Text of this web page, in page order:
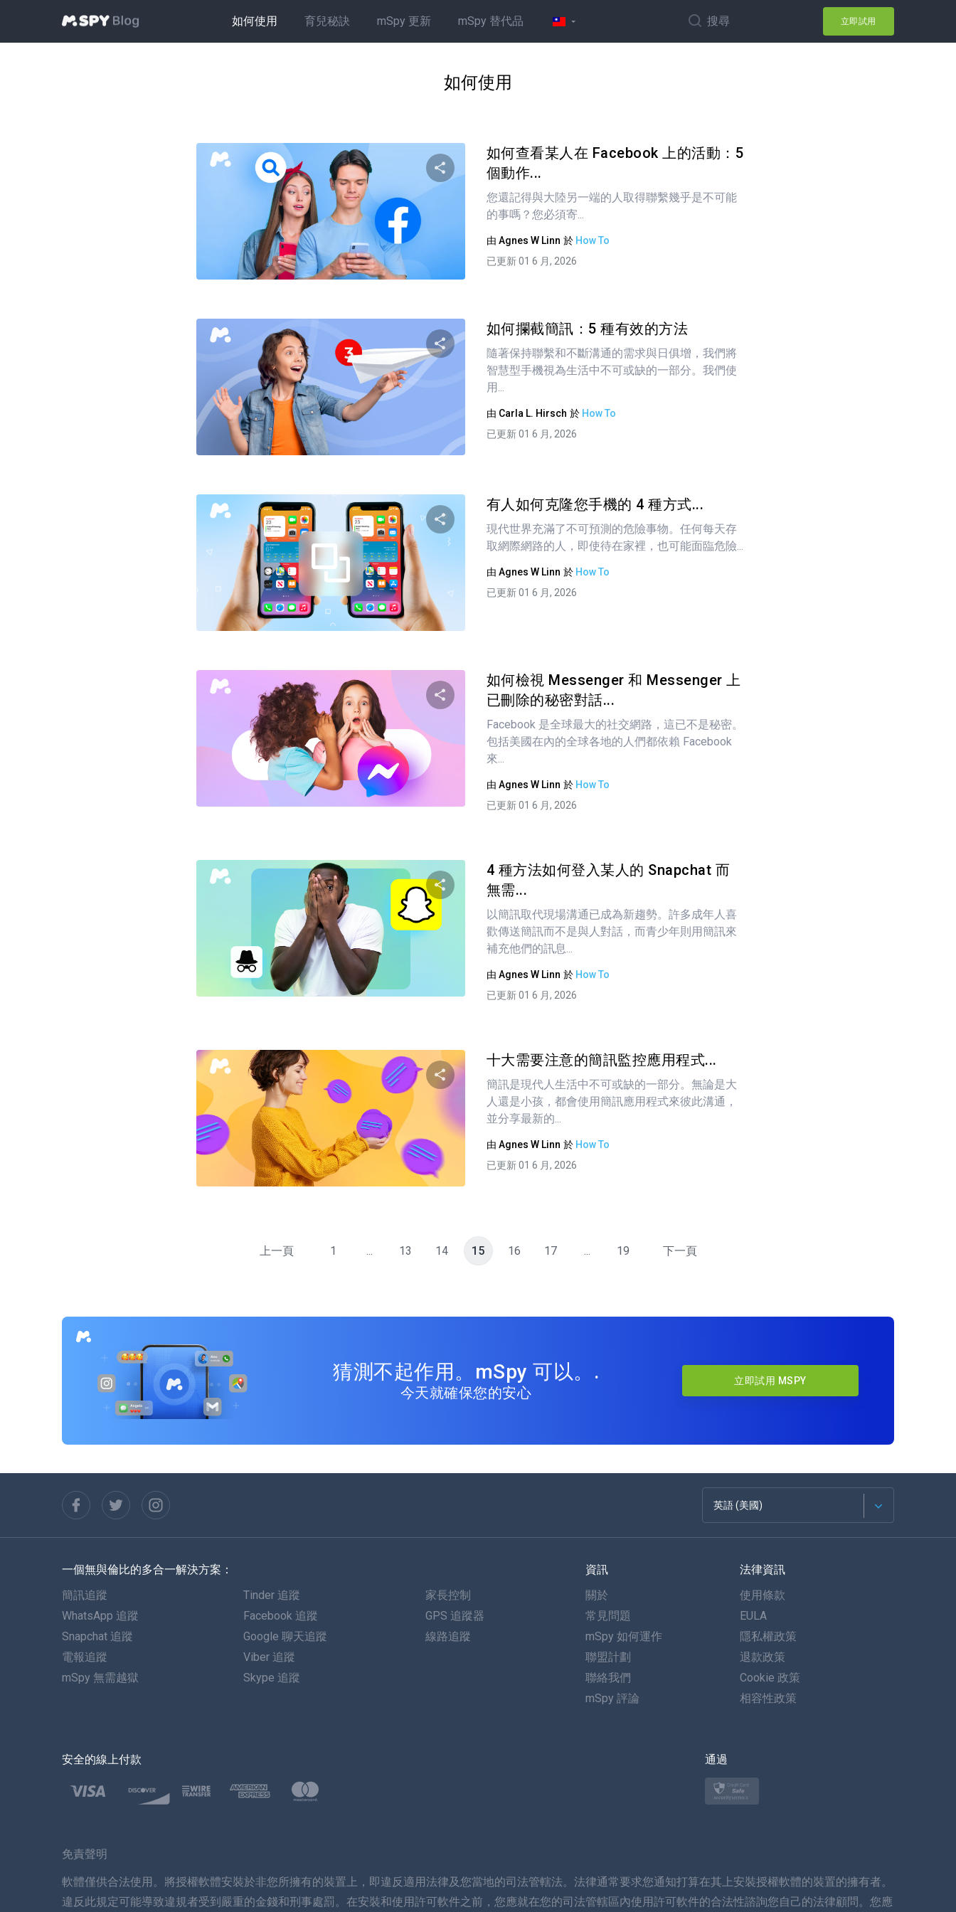
如何使用 育兒秘訣 mSpy 更新 mSpy 替代品 搜尋 立即試用
如何使用
分享這篇文章
臉書 複製連接
如何查看某人在 Facebook 上的活動：5
個動作...
您還記得與大陸另一端的人取得聯繫幾乎是不可能
的事嗎？您必須寄...
由 Agnes W Linn 於 How To
已更新 01 6 月, 2026
分享這篇文章
推特 臉書 複製連接
如何攔截簡訊：5 種有效的方法
隨著保持聯繫和不斷溝通的需求與日俱增，我們將
智慧型手機視為生活中不可或缺的一部分。我們使
用...
由 Carla L. Hirsch 於 How To
已更新 01 6 月, 2026
分享這篇文章
有人如何克隆您手機的 4 種方式...
現代世界充滿了不可預測的危險事物。任何每天存
取網際網路的人，即使待在家裡，也可能面臨危險...
由 Agnes W Linn 於 How To
已更新 01 6 月, 2026
分享這篇文章
臉書 複製連接
如何檢視 Messenger 和 Messenger 上
已刪除的秘密對話...
Facebook 是全球最大的社交網路，這已不是秘密。
包括美國在內的全球各地的人們都依賴 Facebook
來...
由 Agnes W Linn 於 How To
已更新 01 6 月, 2026
分享這篇文章
臉書 複製連接
4 種方法如何登入某人的 Snapchat 而
無需...
以簡訊取代現場溝通已成為新趨勢。許多成年人喜
歡傳送簡訊而不是與人對話，而青少年則用簡訊來
補充他們的訊息...
由 Agnes W Linn 於 How To
已更新 01 6 月, 2026
分享這篇文章
臉書 複製連接
十大需要注意的簡訊監控應用程式...
簡訊是現代人生活中不可或缺的一部分。無論是大
人還是小孩，都會使用簡訊應用程式來彼此溝通，
並分享最新的...
由 Agnes W Linn 於 How To
已更新 01 6 月, 2026
上一頁 1 ... 13 14 15 16 17 ... 19 下一頁
猜測不起作用。mSpy 可以。.
今天就確保您的安心
立即試用 MSPY
英語 (美國)
法語
西班牙語
葡萄牙語
義大利語
土耳其語
挪威語
一個無與倫比的多合一解決方案：
簡訊追蹤
WhatsApp 追蹤
Snapchat 追蹤
電報追蹤
mSpy 無需越獄
Tinder 追蹤
Facebook 追蹤
Google 聊天追蹤
Viber 追蹤
Skype 追蹤
家長控制
GPS 追蹤器
線路追蹤
資訊
關於
常見問題
mSpy 如何運作
聯盟計劃
聯絡我們
mSpy 評論
法律資訊
使用條款
EULA
隱私權政策
退款政策
Cookie 政策
相容性政策
安全的線上付款 通過
免責聲明
軟體僅供合法使用。將授權軟體安裝於非您所擁有的裝置上，即違反適用法律及您當地的司法管轄法。法律通常要求您通知打算在其上安裝授權軟體的裝置的擁有者。
違反此規定可能導致違規者受到嚴重的金錢和刑事處罰。在安裝和使用許可軟件之前，您應就在您的司法管轄區內使用許可軟件的合法性諮詢您自己的法律顧問。您應